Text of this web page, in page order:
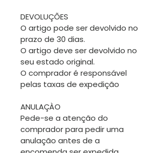
DEVOLUÇÕES
O artigo pode ser devolvido no
prazo de 30 dias.
O artigo deve ser devolvido no
seu estado original.
O comprador é responsável
pelas taxas de expedição
ANULAÇÀO
Pede-se a atenção do
comprador para pedir uma
anulação antes de a